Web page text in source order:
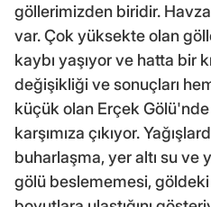
göllerimizden biridir.
var. Çok yüksekte olan
kaybı yaşıyor ve hatta bir
değişikliği ve sonuçları
küçük olan Erçek
karşımıza çıkıyor.
buharlaşma, yer altı su ve
gölü beslememesi,